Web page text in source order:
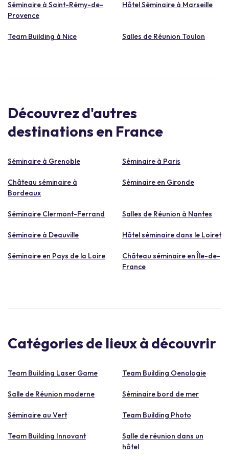
Séminaire à Saint-Rémy-de-
Provence
Hôtel Séminaire à Marseille
Team Building à Nice Salles de Réunion Toulon
Découvrez d'autres
destinations en France
Séminaire à Grenoble Séminaire à Paris
Château séminaire à
Bordeaux
Séminaire en Gironde
Séminaire Clermont-Ferrand Salles de Réunion à Nantes
Séminaire à Deauville Hôtel séminaire dans le Loiret
Séminaire en Pays de la Loire
Château séminaire en Île-de-
France
Catégories de lieux à découvrir
Team Building Laser Game Team Building Oenologie
Salle de Réunion moderne Séminaire bord de mer
Séminaire au Vert Team Building Photo
Team Building Innovant
Salle de réunion dans un
hôtel